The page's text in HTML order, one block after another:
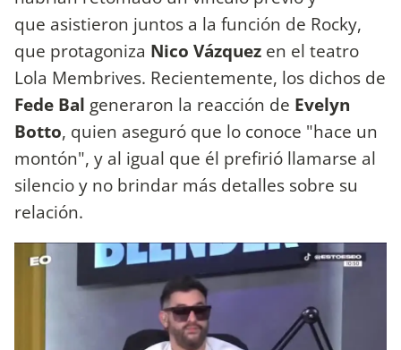
que asistieron juntos a la función de Rocky,
que protagoniza Nico Vázquez en el teatro
Lola Membrives. Recientemente, los dichos de
Fede Bal generaron la reacción de Evelyn
Botto, quien aseguró que lo conoce "hace un
montón", y al igual que él prefirió llamarse al
silencio y no brindar más detalles sobre su
relación.